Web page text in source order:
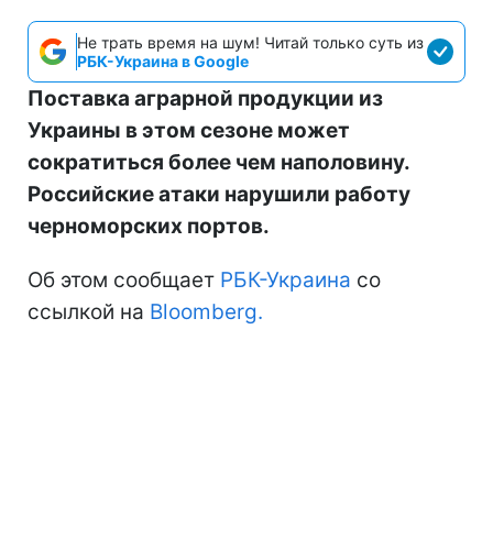
Не трать время на шум! Читай только суть из
РБК-Украина в Google
Поставка аграрной продукции из
Украины в этом сезоне может
сократиться более чем наполовину.
Российские атаки нарушили работу
черноморских портов.
Об этом сообщает РБК-Украина со
ссылкой на Bloomberg.